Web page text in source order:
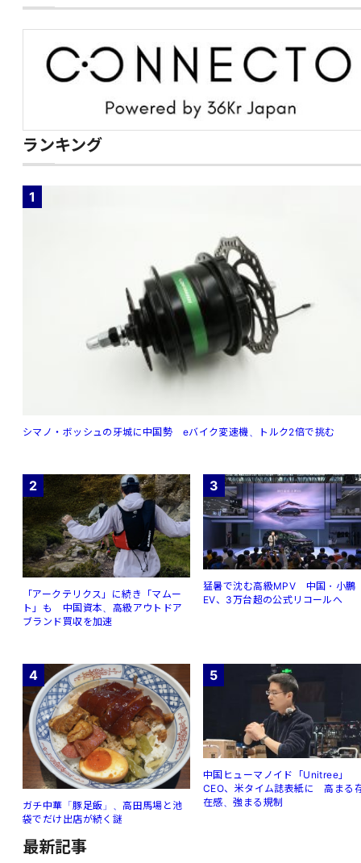
ランキング
1
シマノ・ボッシュの牙城に中国勢 eバイク変速機、トルク2倍で挑む
2
「アークテリクス」に続き「マムー
ト」も 中国資本、高級アウトドア
ブランド買収を加速
3
猛暑で沈む高級MPV 中国・小鵬
EV、3万台超の公式リコールへ
4
ガチ中華「豚足飯」、高田馬場と池
袋でだけ出店が続く謎
5
中国ヒューマノイド「Unitree」
CEO、米タイム誌表紙に 高まる
在感、強まる規制
最新記事